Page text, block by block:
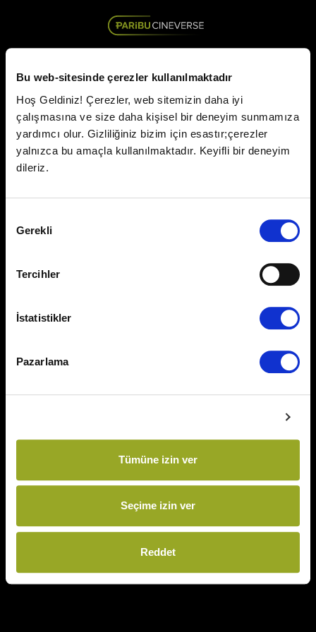
Bu web-sitesinde çerezler kullanılmaktadır
Hoş Geldiniz! Çerezler, web sitemizin daha iyi
çalışmasına ve size daha kişisel bir deneyim sunmamıza
yardımcı olur. Gizliliğiniz bizim için esastır;çerezler
yalnızca bu amaçla kullanılmaktadır. Keyifli bir deneyim
dileriz.
Seçimi
Gerekli
Tercihler
İstatistikler
Pazarlama
Tümüne izin ver
Seçime izin ver
Reddet
CGV Cinema Club'a Hoş Geldiniz
Giriş Yap Üye Ol
Üye Girişi
Şifre *
Beni Hatırla Şifremi Unuttum
Giriş Yap